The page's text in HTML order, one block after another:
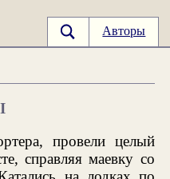
Авторы
провели целый
справляя маевку со